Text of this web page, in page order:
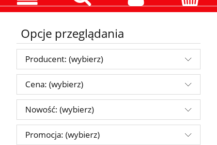
Opcje przeglądania
Producent: (wybierz)
Cena: (wybierz)
Nowość: (wybierz)
Promocja: (wybierz)